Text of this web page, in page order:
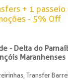
+ 1 passeio
- 5% Off
- Delta do
Maranhenses
Transfer